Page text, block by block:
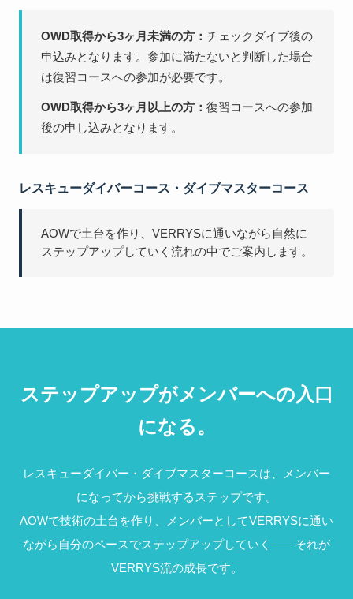
OWD取得から3ヶ月未満の方： チェックダイブ後の
申込みとなります。参加に満たないと判断した場合
は復習コースへの参加が必要です。
OWD取得から3ヶ月以上の方： 復習コースへの参加
後の申し込みとなります。
レスキューダイバーコース・ダイブマスターコース
AOWで土台を作り、VERRYSに通いながら自然に
ステップアップしていく流れの中でご案内します。
ステップアップがメンバーへの入口
になる。
レスキューダイバー・ダイブマスターコースは、メンバー
になってから挑戦するステップです。
AOWで技術の土台を作り、メンバーとしてVERRYSに通い
ながら自分のペースでステップアップしていく——それが
VERRYS流の成長です。